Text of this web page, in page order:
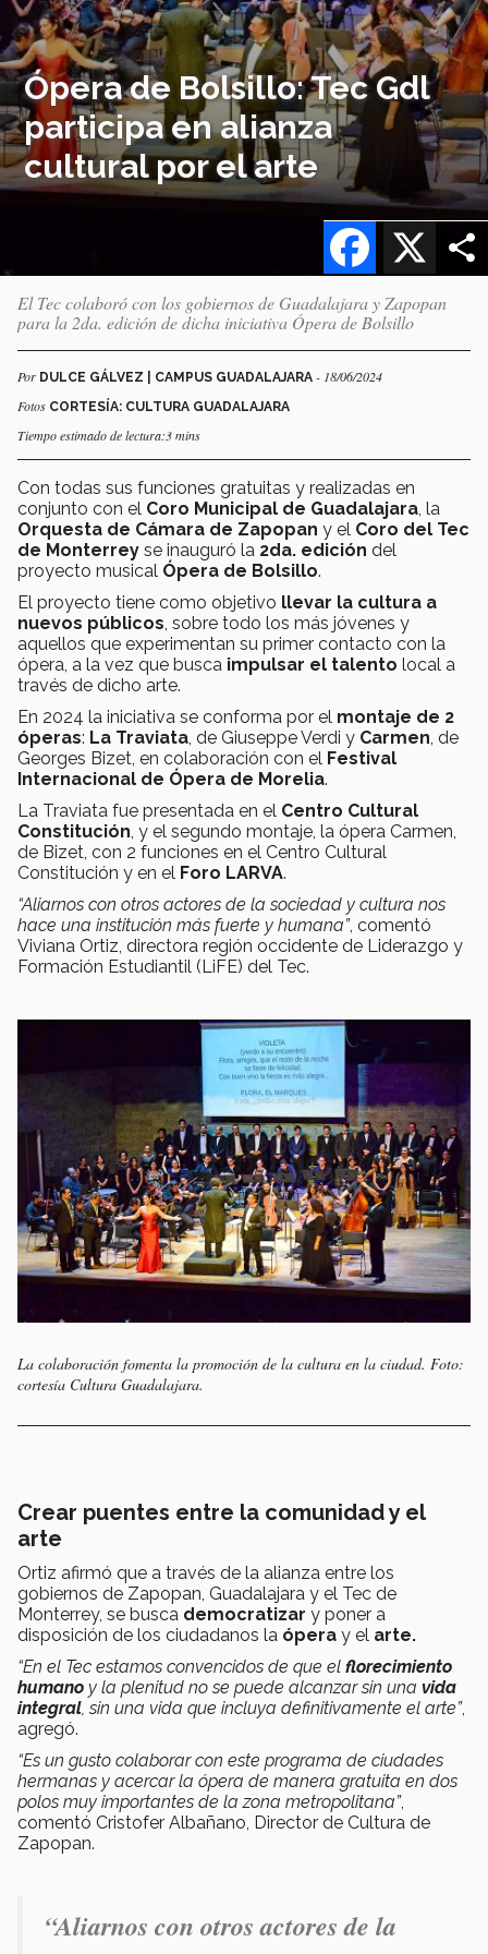
Ópera de Bolsillo: Tec Gdl
participa en alianza
cultural por el arte
X
Facebook
El Tec colaboró con los gobiernos de Guadalajara y Zapopan
para la 2da. edición de dicha iniciativa Ópera de Bolsillo
Por DULCE GÁLVEZ | CAMPUS GUADALAJARA - 18/06/2024
Fotos CORTESÍA: CULTURA GUADALAJARA
Tiempo estimado de lectura:3 mins
Con todas sus funciones gratuitas y realizadas en
conjunto con el Coro Municipal de Guadalajara , la
Orquesta de Cámara de Zapopan y el Coro del Tec
de Monterrey se inauguró la 2da. edición del
proyecto musical Ópera de Bolsillo.
El proyecto tiene como objetivo llevar la cultura a
nuevos públicos , sobre todo los más jóvenes y
aquellos que experimentan su primer contacto con la
ópera, a la vez que busca impulsar el talento local a
través de dicho arte.
En 2024 la iniciativa se conforma por el montaje de 2
óperas: La Traviata de Giuseppe Verdi y Carmen , de
Georges Bizet, en colaboración con el Festival
Internacional de Ópera de Morelia.
La Traviata fue presentada en el Centro Cultural
Constitución , y el segundo montaje, la ópera Carmen,
de Bizet, con 2 funciones en el Centro Cultural
Constitución y en el Foro LARVA.
“Aliarnos con otros actores de la sociedad y cultura nos
hace una institución más fuerte y humana”, comentó
Viviana Ortiz, directora región occidente de Liderazgo y
Formación Estudiantil (LiFE) del Tec.
La colaboración fomenta la promoción de la cultura en la ciudad. Foto:
cortesía Cultura Guadalajara.
Crear puentes entre la comunidad y el
arte
Ortiz afirmó que a través de la alianza entre los
gobiernos de Zapopan, Guadalajara y el Tec de
Monterrey, se busca democratizar y poner a
disposición de los ciudadanos la ópera y el arte.
“En el Tec estamos convencidos de que el florecimiento
humano y la plenitud no se puede alcanzar sin una vida
integral , sin una vida que incluya definitivamente el arte”,
agregó.
“Es un gusto colaborar con este programa de ciudades
hermanas y acercar la ópera de manera gratuita en dos
polos muy importantes de la zona metropolitana”,
comentó Cristofer Albañano, Director de Cultura de
Zapopan.
“Aliarnos con otros actores de la